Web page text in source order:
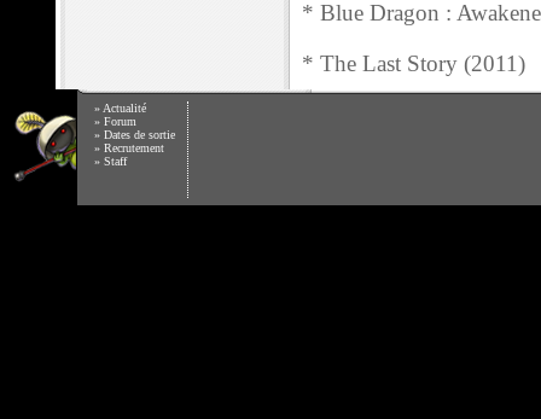
* Blue Dragon :
* The Last Story (2011)
» Actualité
» Forum
» Dates de sortie
» Recrutement
» Staff